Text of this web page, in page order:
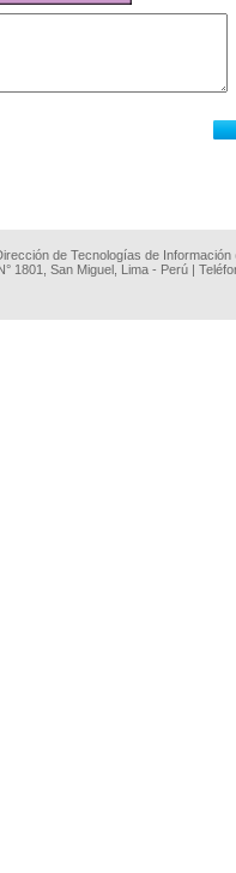
de Tecnologías de
1801, San Miguel, Lima - Perú |